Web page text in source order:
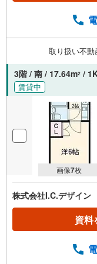
でのお越し
取り扱い不動
3階 / 南 / 17.64m2 /
賃貸中
画像7枚
株式会社I.C.デザイン
資料